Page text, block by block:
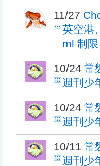
11/27
英空港
ml 制
10/24 常
週刊少
10/24 常
週刊少
10/11 常
週刊少